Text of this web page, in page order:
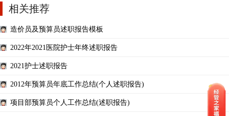
相关推荐
造价员及预算员述职报告模板
2022年2021医院护士年终述职报告
2021护士述职报告
2012年预算员年底工作总结(个人述职报告)
项目部预算员个人工作总结(述职报告)